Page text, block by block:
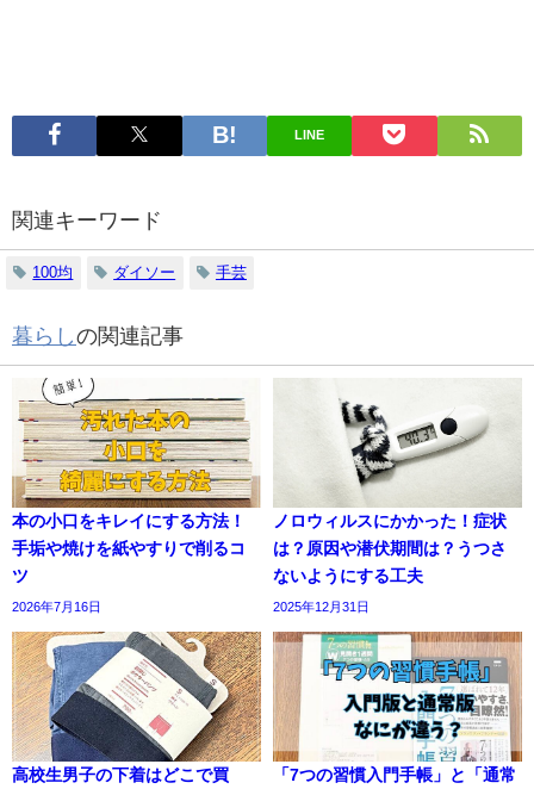
LINE
関連キーワード
100均 ダイソー 手芸
暮らしの関連記事
本の小口をキレイにする方法！
手垢や焼けを紙やすりで削るコ
ツ
2026年7月16日
ノロウィルスにかかった！症状
は？原因や潜伏期間は？うつさ
ないようにする工夫
2025年12月31日
高校生男子の下着はどこで買
「7つの習慣入門手帳」と「通常